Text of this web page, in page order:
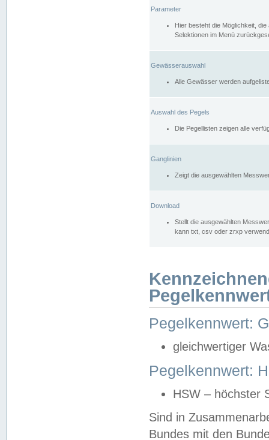
Parameter
Hier besteht die Möglichkeit,
Selektionen im Menü
Gewässerauswahl
Alle Gewässer werden
Auswahl des Pegels
Die Pegellisten zeigen alle
Ganglinien
Zeigt die ausgewählten
Download
Stellt die ausgewählten
kann txt, csv oder zrxp
Pegelkennwert:
gleichwertiger
Pegelkennwert:
HSW – höchster
Sind in
Bundes mit den